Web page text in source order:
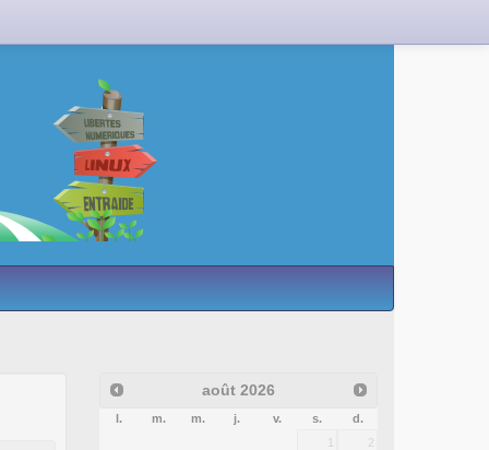
août 2026
l. m. m. j. v. s.
d.
1
2